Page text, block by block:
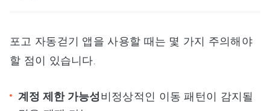
포고 자동걷기 앱을 사용할 때는 몇 가지 주의해야
할 점이 있습니다.
계정 제한 가능성비정상적인 이동 패턴이 감지될